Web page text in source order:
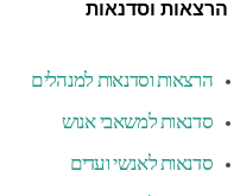
o
d
הרצאות וסדנאות למנהלים
סדנאות למשאבי אנוש
סדנאות לאנשי ועדים
הרצאות וסדנאות